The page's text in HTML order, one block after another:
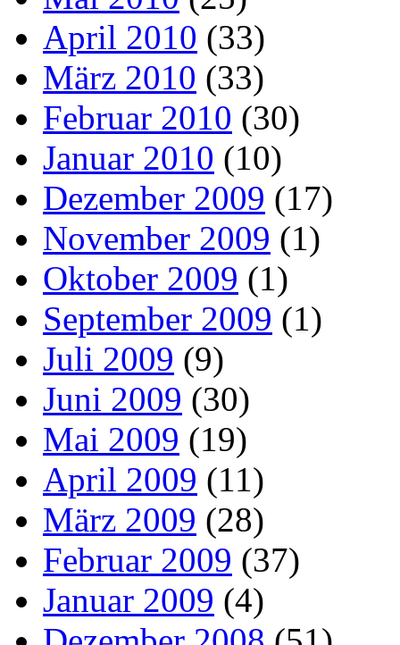
April 2010 (33)
März 2010 (33)
Februar 2010 (30)
Januar 2010 (10)
Dezember 2009 (17)
November 2009 (1)
Oktober 2009 (1)
September 2009 (1)
Juli 2009 (9)
Juni 2009 (30)
Mai 2009 (19)
April 2009 (11)
März 2009 (28)
Februar 2009 (37)
Januar 2009 (4)